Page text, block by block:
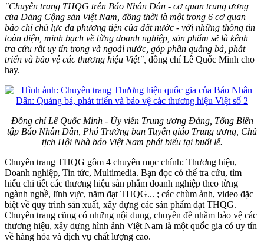
"Chuyên trang THQG trên Báo Nhân Dân - cơ quan trung ương
của Đảng Cộng sản Việt Nam, đồng thời là một trong 6 cơ quan
báo chí chủ lực đa phương tiện của đất nước - với những thông tin
toàn diện, minh bạch về từng doanh nghiệp, sản phẩm sẽ là kênh
tra cứu rất uy tín trong và ngoài nước, góp phần quảng bá, phát
triển và bảo vệ các thương hiệu Việt", đồng chí Lê Quốc Minh cho
hay.
Đồng chí Lê Quốc Minh - Ủy viên Trung ương Đảng, Tổng Biên
tập Báo Nhân Dân, Phó Trưởng ban Tuyên giáo Trung ương, Chủ
tịch Hội Nhà báo Việt Nam phát biểu tại buổi lễ.
Chuyên trang THQG gồm 4 chuyên mục chính: Thương hiệu,
Doanh nghiệp, Tin tức, Multimedia. Bạn đọc có thể tra cứu, tìm
hiểu chi tiết các thương hiệu sản phẩm doanh nghiệp theo từng
ngành nghề, lĩnh vực, năm đạt THQG... ; các chùm ảnh, video đặc
biệt về quy trình sản xuất, xây dựng các sản phẩm đạt THQG.
Chuyên trang cũng có những nội dung, chuyên đề nhằm bảo vệ các
thương hiệu, xây dựng hình ảnh Việt Nam là một quốc gia có uy tín
về hàng hóa và dịch vụ chất lượng cao.